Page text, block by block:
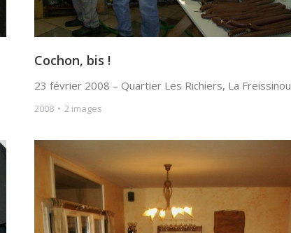
Cochon, bis !
23 février 2008 – Quartier Les Richiers, La
2008 2 images